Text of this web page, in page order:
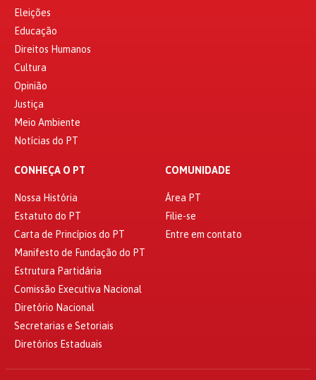
Eleições
Educação
Direitos Humanos
Cultura
Opinião
Justiça
Meio Ambiente
Notícias do PT
CONHEÇA O PT
Nossa História
Estatuto do PT
Carta de Princípios do PT
Manifesto de Fundação do PT
Estrutura Partidária
Comissão Executiva Nacional
Diretório Nacional
Secretarias e Setoriais
Diretórios Estaduais
COMUNIDADE
Área PT
Filie-se
Entre em contato